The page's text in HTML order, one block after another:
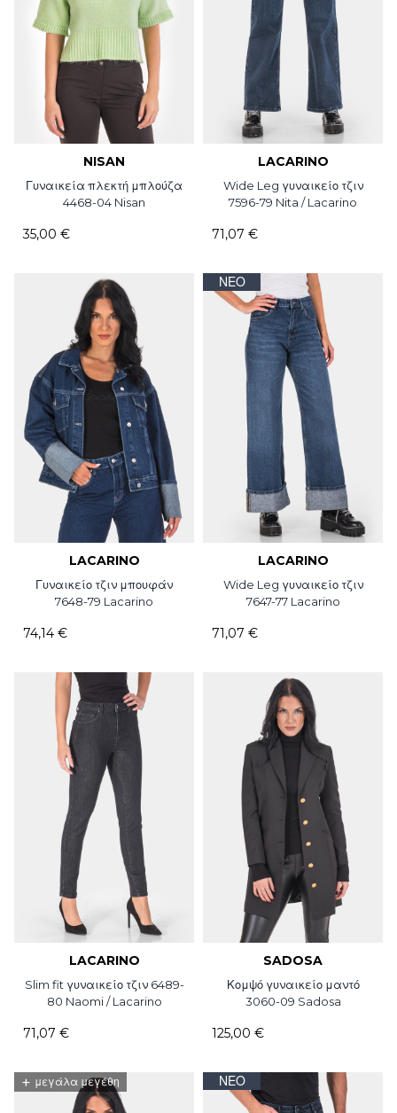
NISAN
Γυναικεία πλεκτή μπλούζα
4468-04 Nisan
35,00 €
LACARINO
Wide Leg γυναικείο τζιν
7596-79 Nita / Lacarino
71,07 €
LACARINO
Γυναικείο τζιν μπουφάν
7648-79 Lacarino
74,14 €
ΝΈΟ
LACARINO
Wide Leg γυναικείο τζιν
7647-77 Lacarino
71,07 €
LACARINO
Slim fit γυναικείο τζιν 6489-
80 Naomi / Lacarino
71,07 €
SADOSA
Κομψό γυναικείο μαντό
3060-09 Sadosa
125,00 €
+ μεγάλα μεγέθη ΝΈΟ